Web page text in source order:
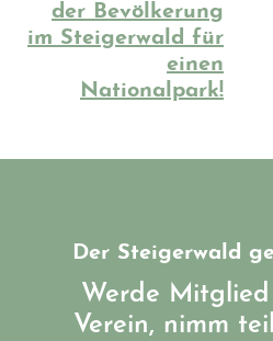
der Bevölkerung
im Steigerwald für
einen
Nationalpark!
Der Steigerwald
Werde
Verein, nimm